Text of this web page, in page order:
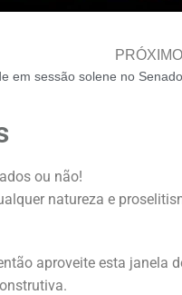
PRÓXIMO
em sessão solene no Senado
ou não!
natureza e
aproveite esta janela